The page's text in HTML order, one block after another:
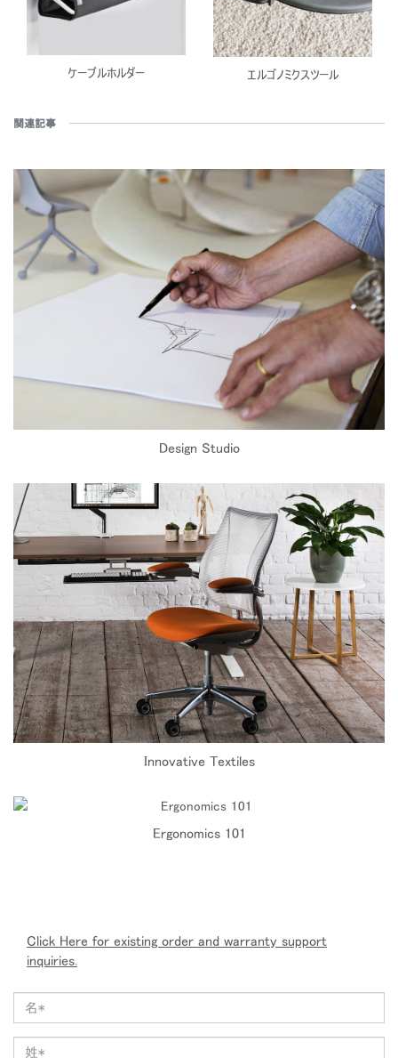
ケーブルホルダー エルゴノミクスツール
関連記事
Design Studio
Innovative Textiles
Ergonomics 101
Click Here for existing order and warranty support
inquiries.